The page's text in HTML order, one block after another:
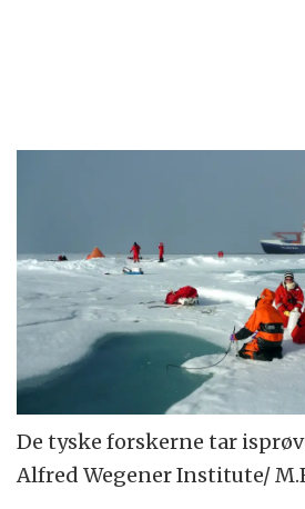
De tyske forskerne tar
Alfred Wegener Institute/